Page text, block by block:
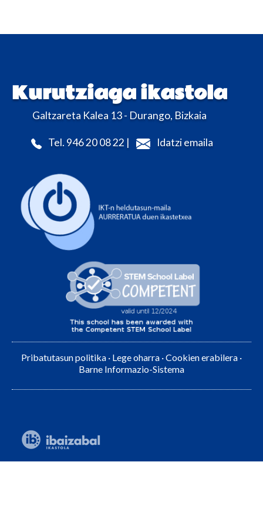
Kurutziaga ikastola
Galtzareta Kalea 13 - Durango, Bizkaia
Tel. 946 20 08 22 | Idatzi emaila
Pribatutasun politika · Lege oharra ·Cookien erabilera ·
Barne Informazio-Sistema